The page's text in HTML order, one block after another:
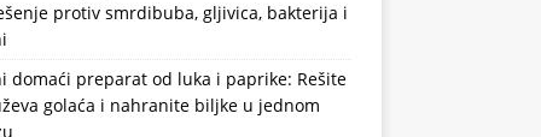
protiv smrdibuba, gljivica, bakterija i
domaći preparat od luka i paprike: Rešite
golaća i nahranite biljke u jednom